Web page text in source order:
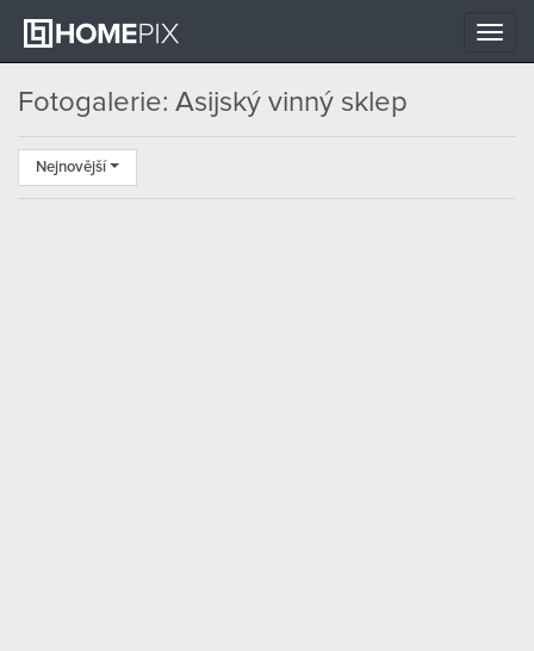
Toggle
Fotogalerie: Asijský vinný sklep
Nejnovější